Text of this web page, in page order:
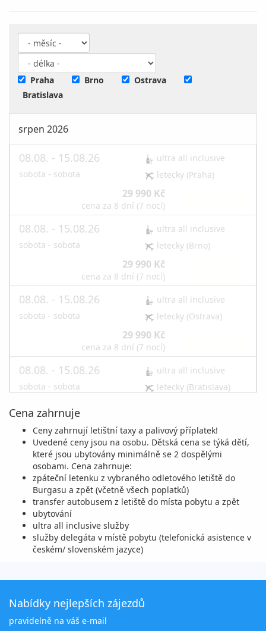
Praha Brno
Ostrava
Bratislava
srpen 2026
08.08. - 15.08.26
sobota - sobota
ultra all inclusive
letecky (Praha)
29 990 Kč
cena za 8 dní (7 nocí)
08.08. - 15.08.26
sobota - sobota
ultra all inclusive
letecky (Brno)
29 990 Kč
cena za 8 dní (7 nocí)
08.08. - 15.08.26
sobota - sobota
ultra all inclusive
letecky (Ostrava)
29 990 Kč
cena za 8 dní (7 nocí)
08.08. - 15.08.26
sobota - sobota
ultra all inclusive
letecky (Bratislava)
08.08. - 18.08.26
sobota - úterý
ultra all inclusive
letecky (Praha)
38 990 Kč
cena za 11 dní (10 nocí) vyprodáno
08.08. - 18.08.26
sobota - úterý
38 990 Kč
08.08. - 19.08.26
sobota - středa
ultra all inclusive
Cena zahrnuje
Ceny zahrnují letištní taxy a palivový příplatek!
Uvedené ceny jsou na osobu. Dětská cena se týká dětí,
které jsou ubytovány minimálně se 2 dospělými
osobami. Cena zahrnuje:
zpáteční letenku z vybraného odletového letiště do
Burgasu a zpět (včetně všech poplatků)
transfer autobusem z letiště do místa pobytu a zpět
ubytování
ultra all inclusive služby
služby delegáta v místě pobytu (telefonická asistence v
českém/ slovenském jazyce)
Nabídky nejlepších zájezdů
pravidelně na váš e-mail